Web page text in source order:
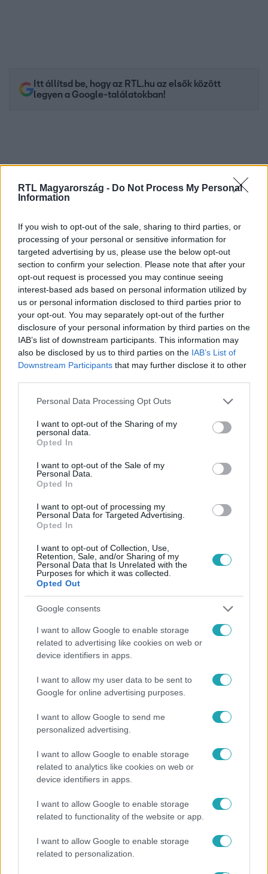
RTL Magyarország - Do Not Process My Personal
Information
If you wish to opt-out of the sale, sharing to third parties, or
processing of your personal or sensitive information for
targeted advertising by us, please use the below opt-out
section to confirm your selection. Please note that after your
opt-out request is processed you may continue seeing
interest-based ads based on personal information utilized by
us or personal information disclosed to third parties prior to
your opt-out. You may separately opt-out of the further
disclosure of your personal information by third parties on the
IAB’s list of downstream participants. This information may
also be disclosed by us to third parties on the IAB’s List of
Downstream Participants that may further disclose it to other
Please note that this website/app uses one or more Google
not limited to your visit or usage behaviour. You may click to
grant or deny consent to Google and its third-party tags to
use your data for below specified purposes in below Google
consent section.
Personal Data Processing Opt Outs
I want to opt-out of the Sharing of my
personal data.
Opted In
I want to opt-out of the Sale of my
Personal Data.
Opted In
I want to opt-out of processing my
Personal Data for Targeted Advertising.
Opted In
I want to opt-out of Collection, Use,
Retention, Sale, and/or Sharing of my
Personal Data that Is Unrelated with the
Purposes for which it was collected.
Opted Out
Google consents
I want to allow Google to enable storage
related to advertising like cookies on web or
device identifiers in apps.
I want to allow my user data to be sent to
Google for online advertising purposes.
I want to allow Google to send me
personalized advertising.
I want to allow Google to enable storage
related to analytics like cookies on web or
device identifiers in apps.
I want to allow Google to enable storage
related to functionality of the website or app.
I want to allow Google to enable storage
related to personalization.
Itt állítsd be, hogy az RTL.hu az elsők között
legyen a Google-találatokban!
Kövess minket, és értesülj a friss hírekről a
Facebookon is!
Követem
SIPOS TOMI #IRIGY HONALJMIRIGY
Népszerű
3:02
Exek csatája
feleségét, Joe-nak mégis fáj a különélés